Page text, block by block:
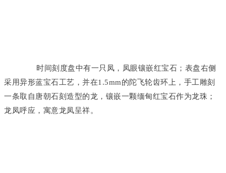
时间刻度盘中有一只凤，凤眼镶嵌红宝石；表盘右侧
采用异形蓝宝石工艺，并在1.5mm的陀飞轮齿环上，手工雕刻
一条取自唐朝石刻造型的龙，镶嵌一颗缅甸红宝石作为龙珠；
龙凤呼应，寓意龙凤呈祥。